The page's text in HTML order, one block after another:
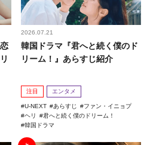
2026.07.21
韓国ドラマ『君へと続く僕のド
リーム！』あらすじ紹介
注目 エンタメ
U-NEXT あらすじ
ファン・イニョプ
ヘリ
君へと続く僕のドリーム！
韓国ドラマ